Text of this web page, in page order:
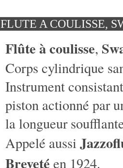
FLUTE A COULISSE,
Flûte à coulisse,
Corps cylindrique
Instrument
piston actionné par
la longueur
Appelé aussi
Breveté en 1924.